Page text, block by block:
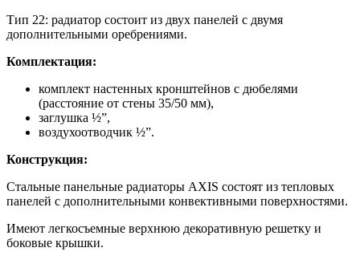
Тип 22: радиатор состоит из двух панелей с двумя
дополнительными оребрениями.
Комплектация:
комплект настенных кронштейнов с дюбелями
(расстояние от стены 35/50 мм),
заглушка ½”,
воздухоотводчик ½”.
Конструкция:
Стальные панельные радиаторы AXIS состоят из тепловых
панелей с дополнительными конвективными поверхностями.
Имеют легкосъемные верхнюю декоративную решетку и
боковые крышки.